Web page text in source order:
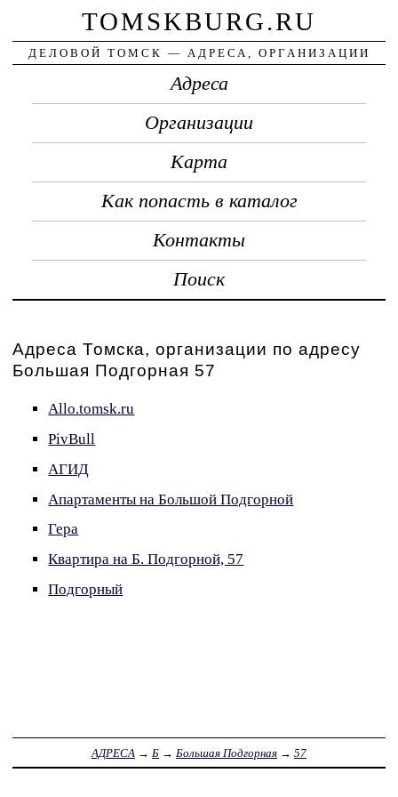
TOMSKBURG.RU
ДЕЛОВОЙ ТОМСК — АДРЕСА, ОРГАНИЗАЦИИ
Адреса
Организации
Карта
Как попасть в каталог
Контакты
Поиск
Адреса Томска, организации по адресу
Большая Подгорная 57
Allo.tomsk.ru
PivBull
АГИД
Апартаменты на Большой Подгорной
Гера
Квартира на Б. Подгорной, 57
Подгорный
АДРЕСА → Б → Большая Подгорная → 57